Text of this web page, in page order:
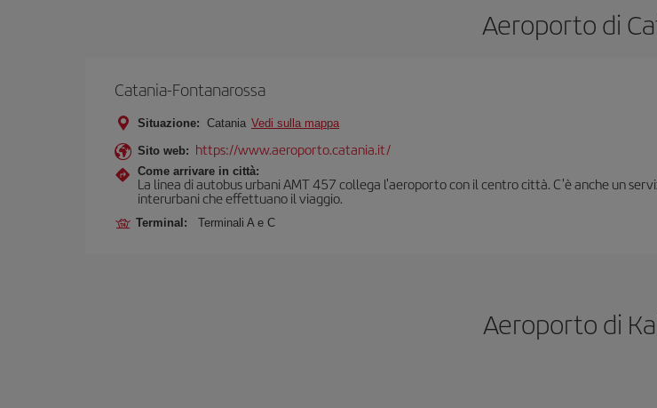
Aeroporto di
Catania-Fontanarossa
Situazione: Catania Vedi sulla mappa
Sito web: https://www.aeroporto.catania.it/
Come arrivare in città:
La linea di autobus urbani AMT 457 collega l'aeroporto con il centro città. C'è anche un
interurbani che effettuano il viaggio.
Terminal: Terminali A e C
Aeroporto di